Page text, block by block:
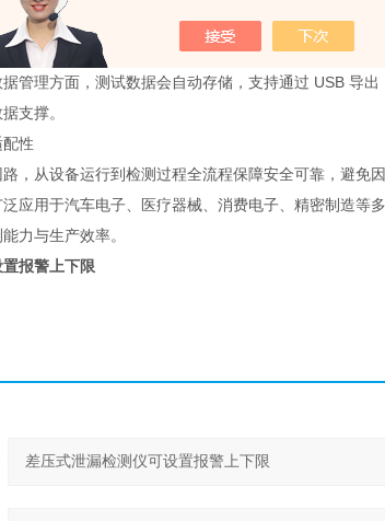
具备高度灵活性，可满足不同场景的检测需求
标准。仪器配备 RS232 通讯、LAN 接口及外部扩展
管理方面，测试数据会自动存储，支持通过 USB 导
支撑。
性
，从设备运行到检测过程全流程保障安全可靠，避免
应用于汽车电子、医疗器械、消费电子、精密制造等
力与生产效率。
报警上下限